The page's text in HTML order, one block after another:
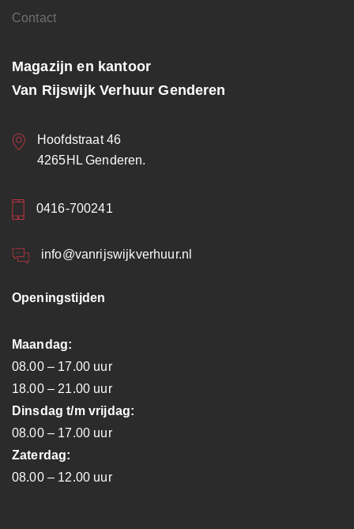
Contact
Magazijn en kantoor
Van Rijswijk Verhuur Genderen
Hoofdstraat 46
4265HL Genderen.
0416-700241
info@vanrijswijkverhuur.nl
Openingstijden
Maandag:
08.00 – 17.00 uur
18.00 – 21.00 uur
Dinsdag t/m vrijdag:
08.00 – 17.00 uur
Zaterdag:
08.00 – 12.00 uur